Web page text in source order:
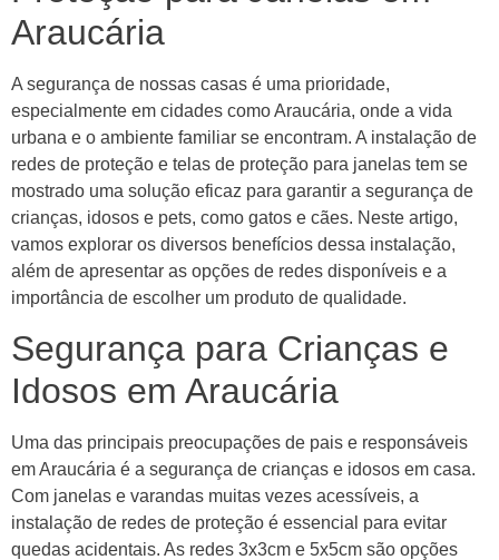
Araucária
A segurança de nossas casas é uma prioridade,
especialmente em cidades como Araucária, onde a vida
urbana e o ambiente familiar se encontram. A instalação de
redes de proteção e telas de proteção para janelas tem se
mostrado uma solução eficaz para garantir a segurança de
crianças, idosos e pets, como gatos e cães. Neste artigo,
vamos explorar os diversos benefícios dessa instalação,
além de apresentar as opções de redes disponíveis e a
importância de escolher um produto de qualidade.
Segurança para Crianças e
Idosos em Araucária
Uma das principais preocupações de pais e responsáveis
em Araucária é a segurança de crianças e idosos em casa.
Com janelas e varandas muitas vezes acessíveis, a
instalação de redes de proteção é essencial para evitar
quedas acidentais. As redes 3x3cm e 5x5cm são opções